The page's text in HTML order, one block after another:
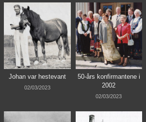
Johan var hestevant
02/03/2023
50-års konfirmantene i
2002
02/03/2023